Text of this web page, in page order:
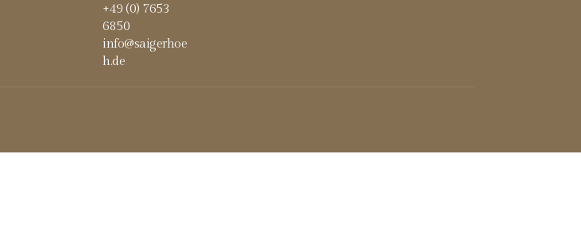
+49 (0) 7653
6850
info@saigerhoe
h.de